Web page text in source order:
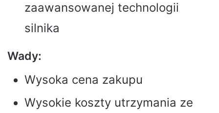
zaawansowanej technologii
silnika
Wady:
Wysoka cena zakupu
Wysokie koszty utrzymania ze